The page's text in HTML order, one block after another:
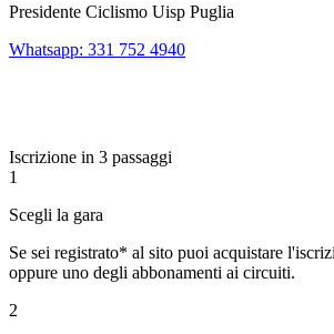
Presidente Ciclismo Uisp Puglia
Whatsapp: 331 752 4940
Iscrizione in 3 passaggi
1
Scegli la gara
Se sei registrato* al sito puoi acquistare
oppure uno degli abbonamenti ai circuiti.
2